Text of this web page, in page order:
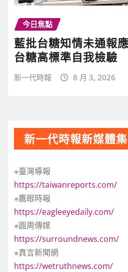
今日焦點
藍批台糖知情未通報
台糖高標準自我檢驗
新一代時報 8 月 3, 2026
新一代時報新媒體
※臺灣導報
https://taiwanreports.com/
※鷹眼時報
https://eagleeyedaily.com/
※圓周傳媒
https://surroundnews.com/
※真言新聞網
https://wetruthnews.com/